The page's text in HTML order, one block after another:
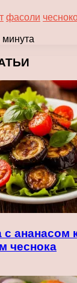
фасоли
с
чеснока